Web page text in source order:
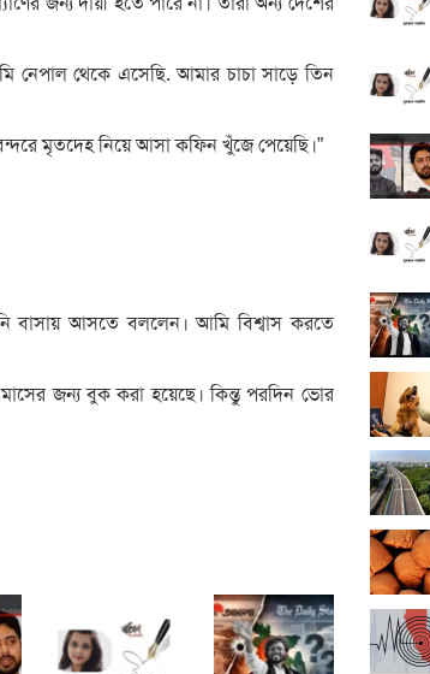
নেপাল থেকে এসেছি. আমার চাচা সাড়ে তিন
মৃতদেহ নিয়ে আসা কফিন খুঁজে পেয়েছি।”
বাসায় আসতে বললেন। আমি বিশ্বাস করতে
জন্য বুক করা হয়েছে। কিন্তু পরদিন ভোর